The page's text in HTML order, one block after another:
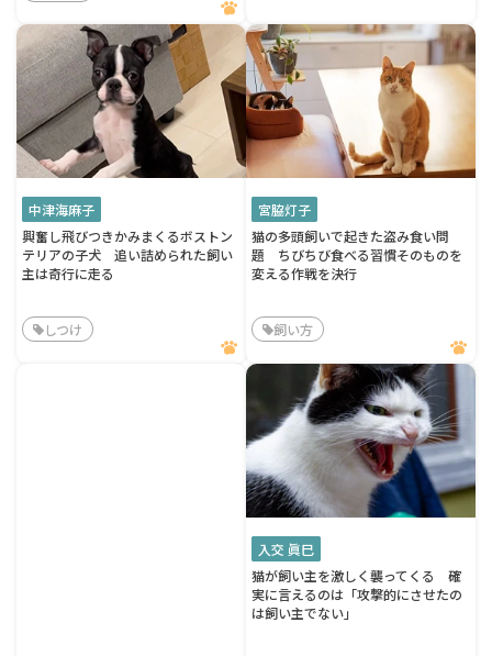
中津海麻子
興奮し飛びつきかみまくるボストン
テリアの子犬 追い詰められた飼い
主は奇行に走る
しつけ
宮脇灯子
猫の多頭飼いで起きた盗み食い問
題 ちびちび食べる習慣そのものを
変える作戦を決行
飼い方
入交 眞巳
猫が飼い主を激しく襲ってくる 確
実に言えるのは「攻撃的にさせたの
は飼い主でない」